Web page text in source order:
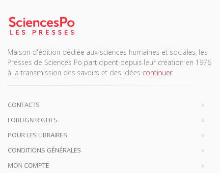
Maison d'édition dédiée aux sciences humaines et sociales, les
Presses de Sciences Po participent depuis leur création en 1976
à la transmission des savoirs et des idées continuer
CONTACTS
FOREIGN RIGHTS
POUR LES LIBRAIRES
CONDITIONS GÉNÉRALES
MON COMPTE